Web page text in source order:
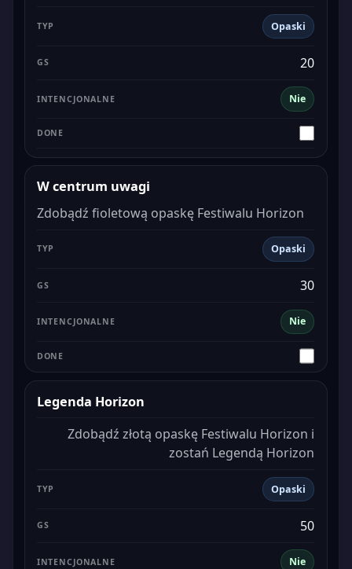
Opaski
Nie
20
W centrum uwagi
Zdobądź fioletową opaskę Festiwalu Horizon
Opaski
Nie
30
Legenda Horizon
Zdobądź złotą opaskę Festiwalu Horizon i
zostań Legendą Horizon
Opaski
Nie
50